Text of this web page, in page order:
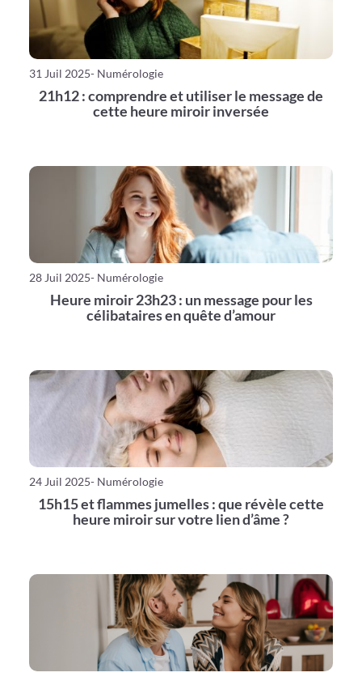
31 Juil 2025- Numérologie
21h12 : comprendre et utiliser le message de
cette heure miroir inversée
28 Juil 2025- Numérologie
Heure miroir 23h23 : un message pour les
célibataires en quête d’amour
24 Juil 2025- Numérologie
15h15 et flammes jumelles : que révèle cette
heure miroir sur votre lien d’âme ?